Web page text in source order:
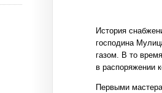
История
господина
газом. В то
в распоряжении
Первыми